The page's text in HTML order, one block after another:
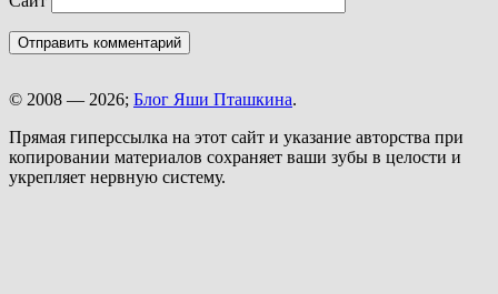
© 2008 — 2026; Блог Яши Пташкина.
Прямая гиперссылка на этот сайт и указание авторства при
копировании материалов сохраняет ваши зубы в целости и
укрепляет нервную систему.